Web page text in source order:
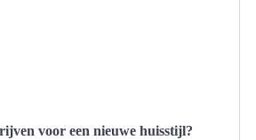
voor een nieuwe huisstijl?